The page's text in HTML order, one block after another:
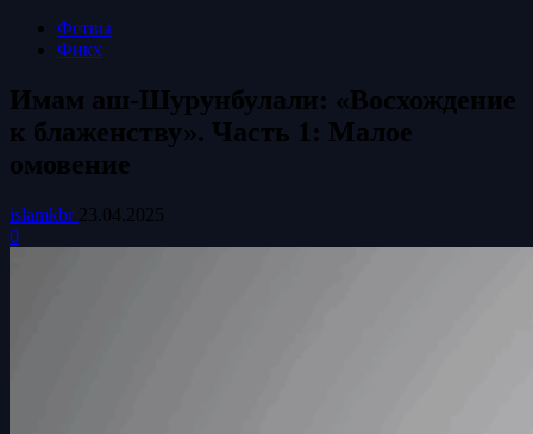
Фетвы
Фикх
Имам аш-Шурунбулали: «Восхождение
к блаженству». Часть 1: Малое
омовение
islamkbr 23.04.2025
0